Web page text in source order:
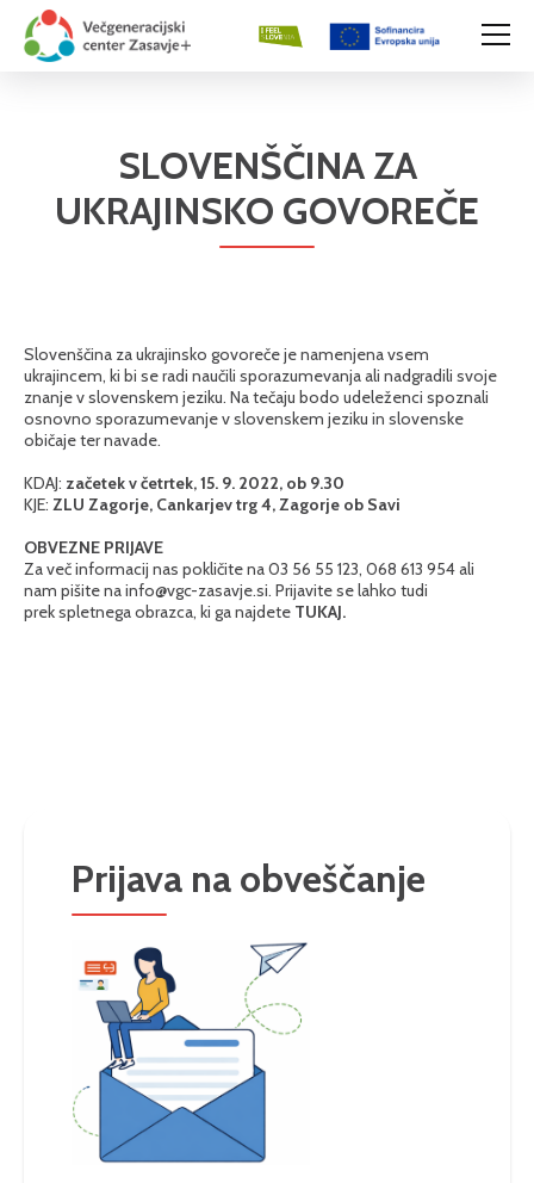
SLOVENŠČINA ZA
UKRAJINSKO GOVOREČE
Slovenščina za ukrajinsko govoreče je namenjena vsem
ukrajincem, ki bi se radi naučili sporazumevanja ali nadgradili svoje
znanje v slovenskem jeziku. Na tečaju bodo udeleženci spoznali
osnovno sporazumevanje v slovenskem jeziku in slovenske
običaje ter navade.
KDAJ: začetek v četrtek, 15. 9. 2022, ob 9.30
KJE: ZLU Zagorje, Cankarjev trg 4, Zagorje ob Savi
OBVEZNE PRIJAVE
Za več informacij nas pokličite na 03 56 55 123, 068 613 954 ali
nam pišite na info@vgc-zasavje.si. Prijavite se lahko tudi
prek spletnega obrazca, ki ga najdete TUKAJ.
Prijava na obveščanje